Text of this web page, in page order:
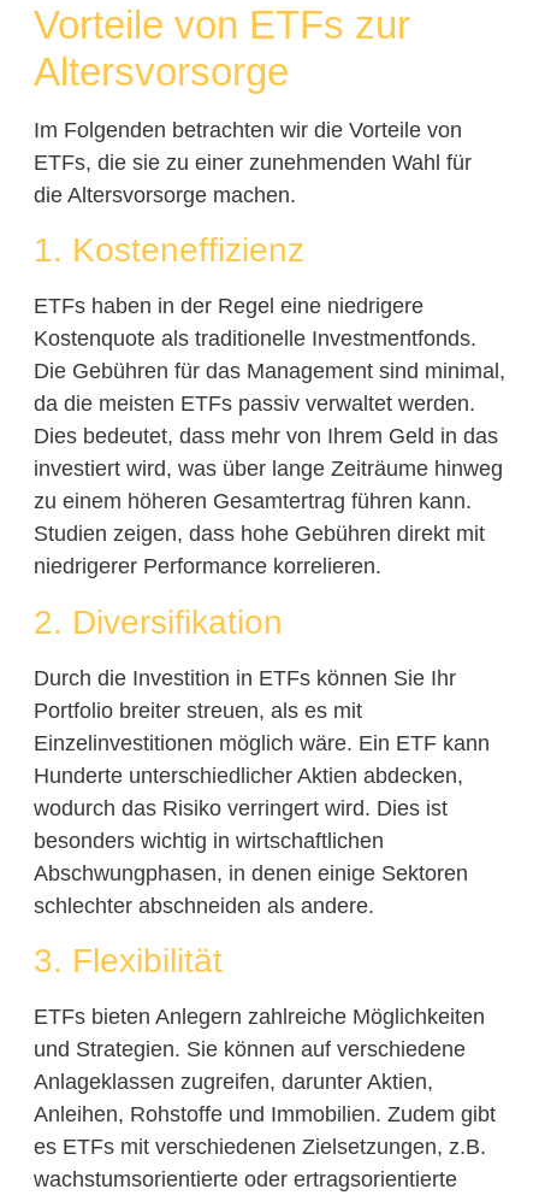
Vorteile von ETFs zur
Altersvorsorge
Im Folgenden betrachten wir die Vorteile von
ETFs, die sie zu einer zunehmenden Wahl für
die Altersvorsorge machen.
1. Kosteneffizienz
ETFs haben in der Regel eine niedrigere
Kostenquote als traditionelle Investmentfonds.
Die Gebühren für das Management sind minimal,
da die meisten ETFs passiv verwaltet werden.
Dies bedeutet, dass mehr von Ihrem Geld in das
investiert wird, was über lange Zeiträume hinweg
zu einem höheren Gesamtertrag führen kann.
Studien zeigen, dass hohe Gebühren direkt mit
niedrigerer Performance korrelieren.
2. Diversifikation
Durch die Investition in ETFs können Sie Ihr
Portfolio breiter streuen, als es mit
Einzelinvestitionen möglich wäre. Ein ETF kann
Hunderte unterschiedlicher Aktien abdecken,
wodurch das Risiko verringert wird. Dies ist
besonders wichtig in wirtschaftlichen
Abschwungphasen, in denen einige Sektoren
schlechter abschneiden als andere.
3. Flexibilität
ETFs bieten Anlegern zahlreiche Möglichkeiten
und Strategien. Sie können auf verschiedene
Anlageklassen zugreifen, darunter Aktien,
Anleihen, Rohstoffe und Immobilien. Zudem gibt
es ETFs mit verschiedenen Zielsetzungen, z.B.
wachstumsorientierte oder ertragsorientierte